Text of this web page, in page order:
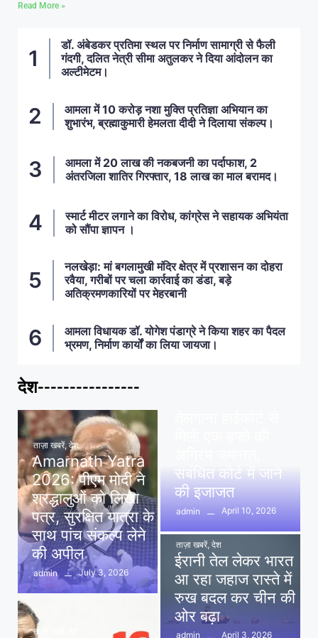
Read More »
डॉ. अंबेडकर प्रतिमा स्थल पर निर्माण सामाग्री से फैली
गंदगी, दलित नेत्री सीमा अतुलकर ने दिया आंदोलन का
अल्टीमेटम।
आमला में 10 करोड़ नशा मुक्ति प्रतिज्ञा अभियान का
शुभारंभ, ब्रह्माकुमारी हेमलता दीदी ने दिलाया संकल्प।
आमला में 20 लाख की नकबजनी का पर्दाफाश, 2
अंतरजिला शातिर गिरफ्तार, 18 लाख का माल बरामद।
स्मार्ट मीटर लगाने का विरोध, कांग्रेस ने सहायक अभियंता
को सौंपा ज्ञापन ।
नलखेड़ा: मां बगलामुखी मंदिर क्षेत्र में प्रशासन का दोहरा
रवैया, गरीबों पर चला कार्रवाई का डंडा, बड़े
अतिक्रमणकारियों पर मेहरबानी
आमला विधायक डॉ. योगेश पंडाग्रे ने किया शहर का पैदल
भ्रमण, निर्माण कार्यों का लिया जायजा।
देश----------------
ताज़ा खबरें, देश
Amarnath Yatra
2026: पीएम मोदी ने
श्रद्धालुओं को लिखा
पत्र, सुरक्षित यात्रा के
साथ पांच संकल्प लेने
की अपील
admin July 3, 2026
ताज़ा खबरें
संबंधित कोर्ट में जाने
की इजाजत
admin April 10, 2026
ताज़ा खबरें, देश
ईरानी तेल लेकर भारत
आ रहा जहाज रास्ते में
रुख बदल कर चीन की
ओर बढ़ा
admin
April 3, 2026